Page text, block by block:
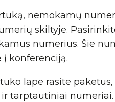
nemokamų
skiltyje.
numerius. Šie
konferenciją.
lape rasite
tarptautiniai